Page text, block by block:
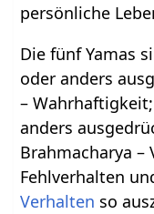
persönliche
Die fünf Yamas
oder anders
–
anders
Brahmacharya –
Fehlverhalten
Verhalten so